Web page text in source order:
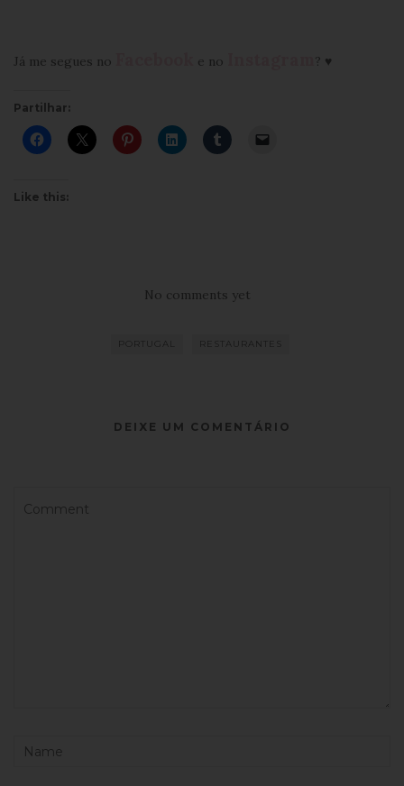
Já me segues no e no ? ♥
Partilhar:
Like this:
No comments yet
PORTUGAL RESTAURANTES
DEIXE UM COMENTÁRIO